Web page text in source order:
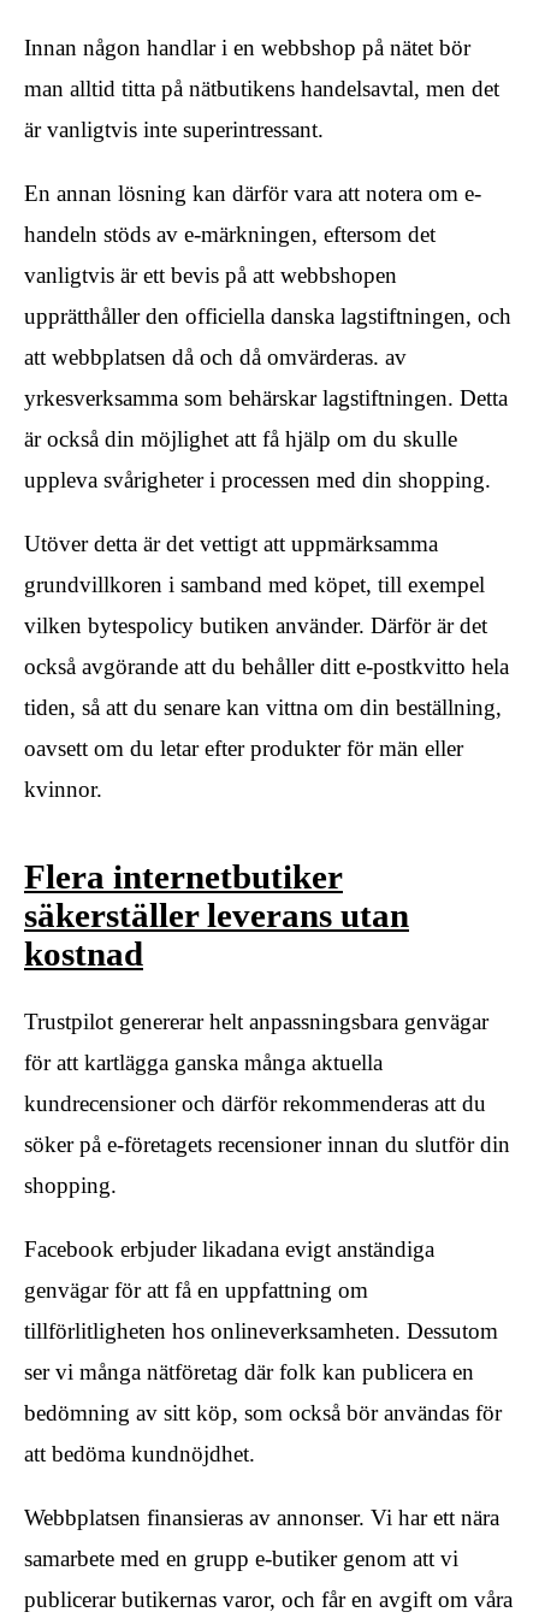
Innan någon handlar i en webbshop på nätet bör
man alltid titta på nätbutikens handelsavtal, men det
är vanligtvis inte superintressant.
En annan lösning kan därför vara att notera om e-
handeln stöds av e-märkningen, eftersom det
vanligtvis är ett bevis på att webbshopen
upprätthåller den officiella danska lagstiftningen, och
att webbplatsen då och då omvärderas. av
yrkesverksamma som behärskar lagstiftningen. Detta
är också din möjlighet att få hjälp om du skulle
uppleva svårigheter i processen med din shopping.
Utöver detta är det vettigt att uppmärksamma
grundvillkoren i samband med köpet, till exempel
vilken bytespolicy butiken använder. Därför är det
också avgörande att du behåller ditt e-postkvitto hela
tiden, så att du senare kan vittna om din beställning,
oavsett om du letar efter produkter för män eller
kvinnor.
Flera internetbutiker
säkerställer leverans utan
kostnad
Trustpilot genererar helt anpassningsbara genvägar
för att kartlägga ganska många aktuella
kundrecensioner och därför rekommenderas att du
söker på e-företagets recensioner innan du slutför din
shopping.
Facebook erbjuder likadana evigt anständiga
genvägar för att få en uppfattning om
tillförlitligheten hos onlineverksamheten. Dessutom
ser vi många nätföretag där folk kan publicera en
bedömning av sitt köp, som också bör användas för
att bedöma kundnöjdhet.
Webbplatsen finansieras av annonser. Vi har ett nära
samarbete med en grupp e-butiker genom att vi
publicerar butikernas varor, och får en avgift om våra